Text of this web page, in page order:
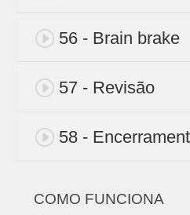
56 - Brain brake
57 - Revisão
58 -
COMO FUNCIONA